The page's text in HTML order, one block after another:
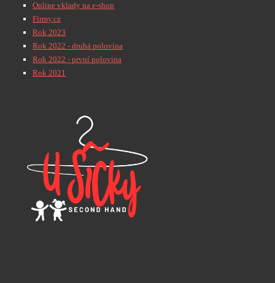
Online vklady na e-shop
Firmy.cz
Rok 2023
Rok 2022 - druhá polovina
Rok 2022 - první polovina
Rok 2021